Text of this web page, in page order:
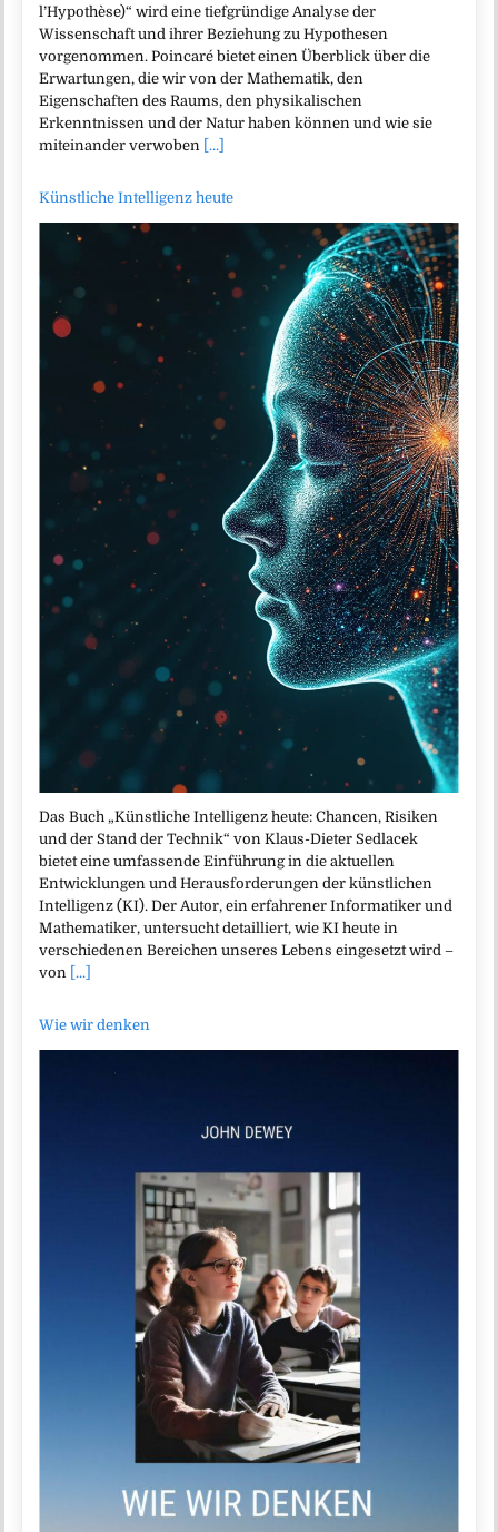
l’Hypothèse)“ wird eine tiefgründige Analyse der
Wissenschaft und ihrer Beziehung zu Hypothesen
vorgenommen. Poincaré bietet einen Überblick über die
Erwartungen, die wir von der Mathematik, den
Eigenschaften des Raums, den physikalischen
Erkenntnissen und der Natur haben können und wie sie
miteinander verwoben [...]
Künstliche Intelligenz heute
Das Buch „Künstliche Intelligenz heute: Chancen, Risiken
und der Stand der Technik“ von Klaus-Dieter Sedlacek
bietet eine umfassende Einführung in die aktuellen
Entwicklungen und Herausforderungen der künstlichen
Intelligenz (KI). Der Autor, ein erfahrener Informatiker und
Mathematiker, untersucht detailliert, wie KI heute in
verschiedenen Bereichen unseres Lebens eingesetzt wird –
von [...]
Wie wir denken